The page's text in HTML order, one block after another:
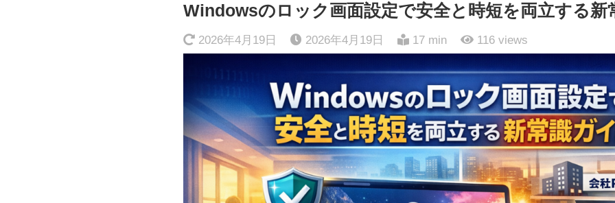
Windowsのロック画面設定で安全と時短を両立する新
2026年4月19日 2026年4月19日 17 min 116 views